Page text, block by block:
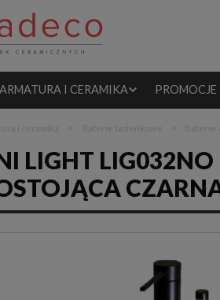
ARMATURA I CERAMIKA PROMOCJE
LIGHT